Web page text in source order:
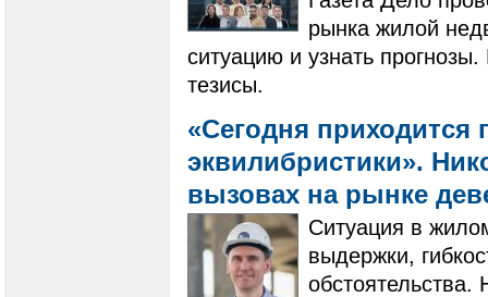
рынка жилой
ситуацию и узнать
тезисы.
«Сегодня приходится
эквилибристики».
вызовах на рынке
Ситуация в
выдержки,
обстоятельства.